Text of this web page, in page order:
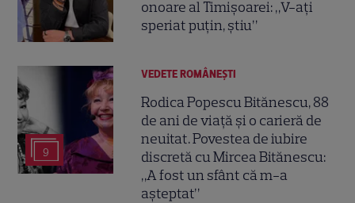
onoare al Timișoarei: „V-ați
speriat puțin, știu”
9
VEDETE ROMÂNEŞTI
Rodica Popescu Bitănescu, 88
de ani de viață și o carieră de
neuitat. Povestea de iubire
discretă cu Mircea Bitănescu:
„A fost un sfânt că m-a
așteptat”